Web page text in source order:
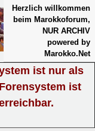
Herzlich willkommen
beim Marokkoforum,
NUR ARCHIV
powered by
Marokko.Net
ist nur als
ist